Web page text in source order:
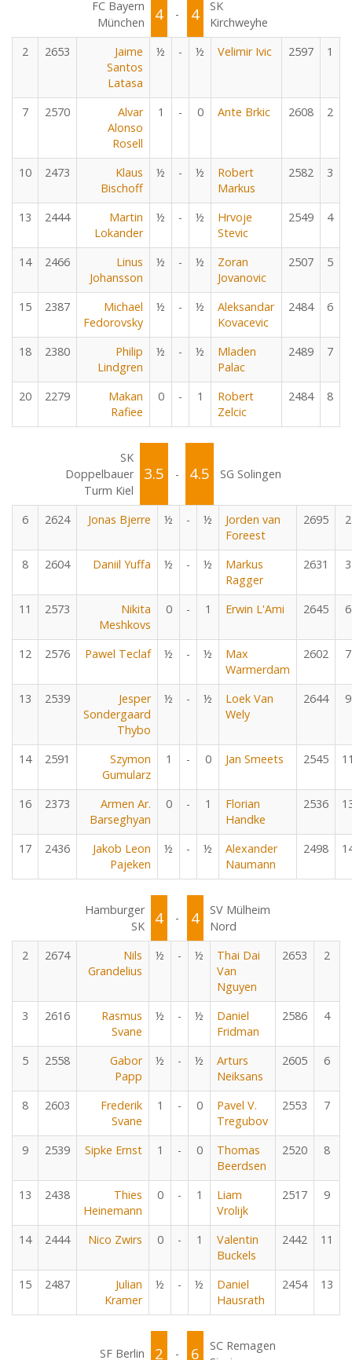
FC Bayern
München
4 - 4
SK
Kirchweyhe
2
2653
Jaime
Santos
Latasa
½ - ½ Velimir Ivic 2597 1
7 2570
Alvar
Alonso
Rosell
1 - 0 Ante Brkic 2608 2
10 2473
Klaus
Bischoff
½ - ½
Robert
Markus
2582 3
13 2444
Martin
Lokander
½ - ½
Hrvoje
Stevic
2549 4
14 2466
Linus
Johansson
½ - ½
Zoran
Jovanovic
2507 5
15 2387
Michael
Fedorovsky
½ - ½
Aleksandar
Kovacevic
2484 6
18 2380
Philip
Lindgren
½ - ½
Mladen
Palac
2489 7
20 2279
Makan
Rafiee
0 - 1
Robert
Zelcic
2484 8
SK
Doppelbauer
Turm Kiel
3.5 - 4.5 SG Solingen
6 2624 Jonas Bjerre ½ - ½
Jorden van
Foreest
2695 2
8 2604 Daniil Yuffa ½ - ½
Markus
Ragger
2631 3
11 2573
Nikita
Meshkovs
0 - 1 Erwin L'Ami 2645 6
12 2576 Pawel Teclaf ½ - ½
Max
Warmerdam
2602 7
13 2539
Jesper
Sondergaard
Thybo
½ - ½
Loek Van
Wely
2644 9
14 2591
Szymon
Gumularz
1 - 0 Jan Smeets 2545
16 2373
Armen Ar.
Barseghyan
0 - 1
Florian
Handke
2536
17 2436
Jakob Leon
Pajeken
½ - ½
Alexander
Naumann
2498
Hamburger
SK
4 - 4
SV Mülheim
Nord
2
2674
Nils
Grandelius
½ - ½
Thai Dai
Van
Nguyen
2653 2
3 2616
Rasmus
Svane
½ - ½
Daniel
Fridman
2586 4
5 2558
Gabor
Papp
½ - ½
Arturs
Neiksans
2605 6
8 2603
Frederik
Svane
1 - 0
Pavel V.
Tregubov
2553 7
9 2539 Sipke Ernst 1 - 0
Thomas
Beerdsen
2520 8
13 2438
Thies
Heinemann
0 - 1
Liam
Vrolijk
2517 9
14 2444 Nico Zwirs 0 - 1
Valentin
Buckels
2442 11
15 2487
Julian
Kramer
½ - ½
Daniel
Hausrath
2454 13
SF Berlin 2 - 6
SC Remagen